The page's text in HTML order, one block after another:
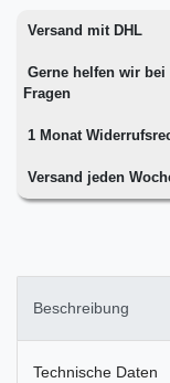
Versand mit DHL
Gerne helfen wir bei
Fragen
1 Monat
Versand jeden
Beschreibung
Technische Daten